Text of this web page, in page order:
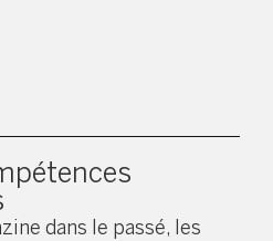
dans le passé, les